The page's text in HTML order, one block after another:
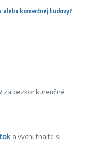
alebo komerčnej budovy?
za bezkonkurenčné
a vychutnajte si